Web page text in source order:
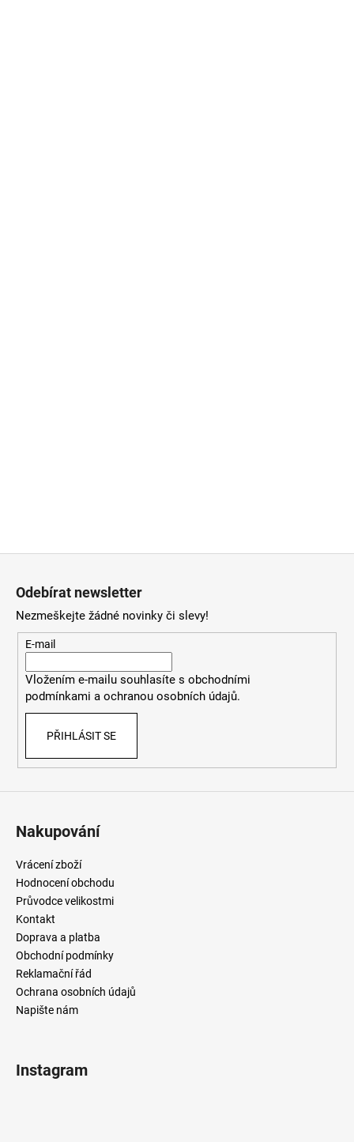
Odebírat newsletter
Nezmeškejte žádné novinky či slevy!
E-mail
Vložením e-mailu souhlasítes obchodními
podmínkami a ochranou osobních údajů.
PŘIHLÁSIT SE
Nakupování
Vrácení zboží
Hodnocení obchodu
Průvodce velikostmi
Kontakt
Doprava a platba
Obchodní podmínky
Reklamační řád
Ochrana osobních údajů
Napište nám
Instagram